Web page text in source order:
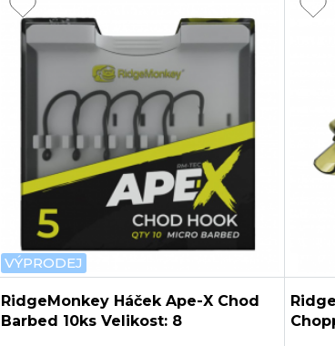
VÝPRODEJ
RidgeMonkey Háček Ape-X Chod
Barbed 10ks Velikost: 8